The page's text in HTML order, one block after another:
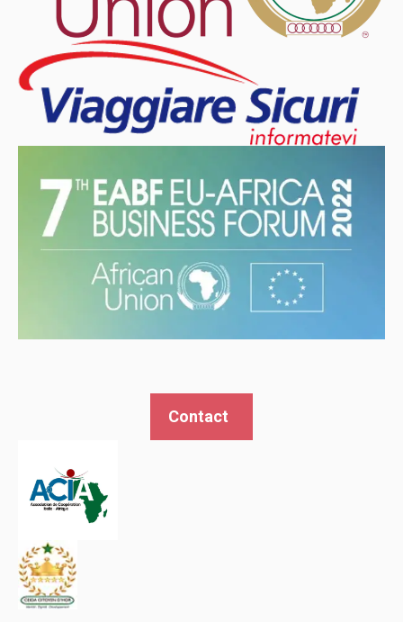
Contact